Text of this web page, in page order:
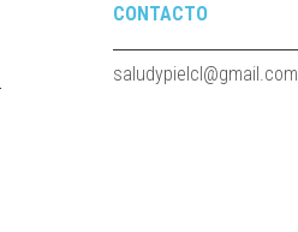
CONTACTO
saludypielcl@gmail.com